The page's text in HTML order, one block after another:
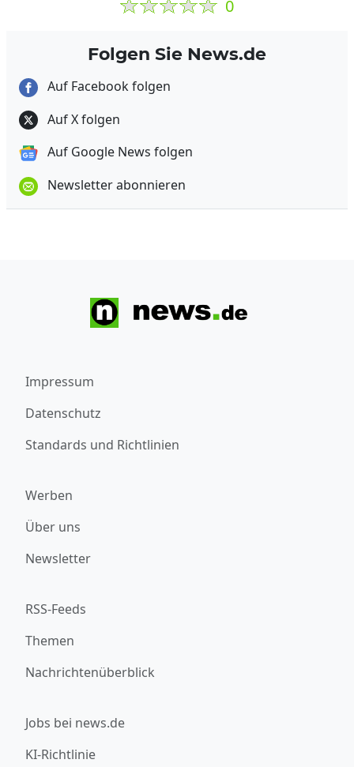
0
Folgen Sie News.de
Auf Facebook folgen
Auf X folgen
Auf Google News folgen
Newsletter abonnieren
Impressum
Datenschutz
Standards und Richtlinien
Werben
Über uns
Newsletter
RSS-Feeds
Themen
Nachrichtenüberblick
Jobs bei news.de
KI-Richtlinie